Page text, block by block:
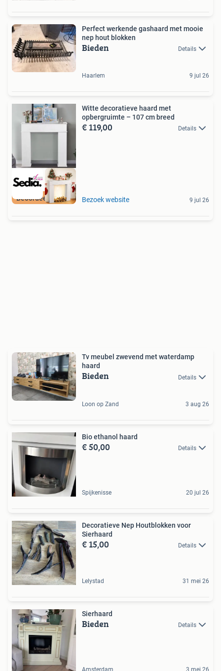
Perfect werkende gashaard met mooie
nep hout blokken
Bieden Details
Haarlem 9 jul 26
Beoordeeld met 9+
Witte decoratieve haard met
opbergruimte – 107 cm breed
€ 119,00 Details
Bezoek website 9 jul 26
Tv meubel zwevend met waterdamp
haard
Bieden Details
Loon op Zand 3 aug 26
Bio ethanol haard
€ 50,00 Details
Spijkenisse 20 jul 26
Decoratieve Nep Houtblokken voor
Sierhaard
€ 15,00 Details
Lelystad 31 mei 26
Sierhaard
Bieden Details
Amsterdam 3 mei 26